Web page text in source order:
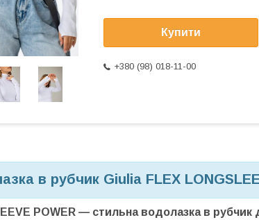
Купити
+380 (98) 018-11-00
в рубчик Giulia FLEX
POWER — стильна водолазка в